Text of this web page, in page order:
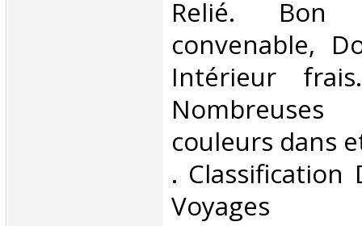
Relié. Bon
convenable,
Intérieur
couleurs dans
. Classification
Voyages‎